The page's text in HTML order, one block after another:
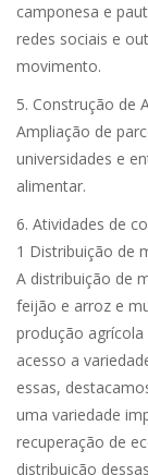
camponesa e
redes sociais e
movimento.
5. Construção de
Ampliação de
universidades e
alimentar.
6. Atividades de
1 Distribuição de
A distribuição de
feijão e arroz e
produção
acesso a
essas,
uma variedade
recuperação de
distribuição